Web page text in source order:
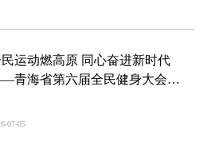
运动燃高原 同心奋进新时代
青海省第六届全民健身大会
07-05